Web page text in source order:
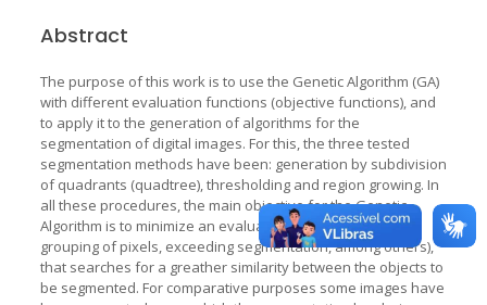
Abstract
The purpose of this work is to use the Genetic Algorithm (GA)
with different evaluation functions (objective functions), and
to apply it to the generation of algorithms for the
segmentation of digital images. For this, the three tested
segmentation methods have been: generation by subdivision
of quadrants (quadtree), thresholding and region growing. In
all these procedures, the main objective for the Genetic
Algorithm is to minimize an evaluation function (entropy,
grouping of pixels, exceeding segmentation, among others),
that searches for a greather similarity between the objects to
be segmented. For comparative purposes some images have